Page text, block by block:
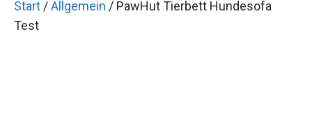
Start /Allgemein / PawHut Tierbett Hundesofa
Test